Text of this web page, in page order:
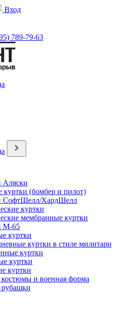
Вход
789-79-63
Аляски
куртки (бомбер и пилот)
СофтШелл/ХардШелл
куртки
мембранные куртки
М-65
куртки
куртки в стиле милитари
куртки
куртки
куртки
костюмы и военная форма
рубашки